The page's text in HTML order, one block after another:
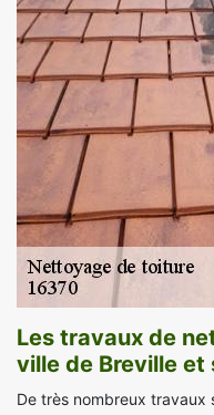
Les travaux de
ville de Breville et
De très nombreux travaux